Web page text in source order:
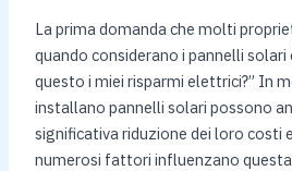
La prima domanda che molti
quando considerano i pannelli solari
questo i miei risparmi elettrici?” In
installano pannelli solari possono
significativa riduzione dei loro costi
numerosi fattori influenzano